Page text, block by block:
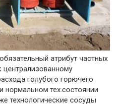
атрибут частных
голубого горючего
нормальном тех.состоянии
технологические сосуды